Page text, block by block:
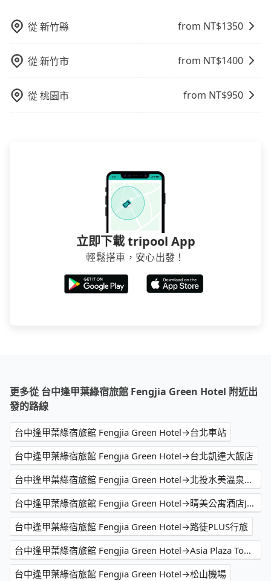
從新竹縣 from NT$1350
從新竹市 from NT$1400
從桃園市 from NT$950
立即下載 tripool App
輕鬆搭車，安心出發！
更多從 台中逢甲葉綠宿旅館 Fengjia Green Hotel 附近出
發的路線
台中逢甲葉綠宿旅館 Fengjia Green Hotel→台北車站
台中逢甲葉綠宿旅館 Fengjia Green Hotel→台北凱達大飯店
台中逢甲葉綠宿旅館 Fengjia Green Hotel→北投水美溫泉會館
台中逢甲葉綠宿旅館 Fengjia Green Hotel→晴美公寓酒店Jolley Hotel
台中逢甲葉綠宿旅館 Fengjia Green Hotel→路徒PLUS行旅
台中逢甲葉綠宿旅館 Fengjia Green Hotel→Asia Plaza Tower
台中逢甲葉綠宿旅館 Fengjia Green Hotel→松山機場